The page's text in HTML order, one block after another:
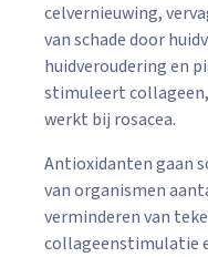
celvernieuwing,
van schade door
huidveroudering en
stimuleert
werkt bij rosacea.
Antioxidanten gaan
van organismen
verminderen van
collageenstimulatie